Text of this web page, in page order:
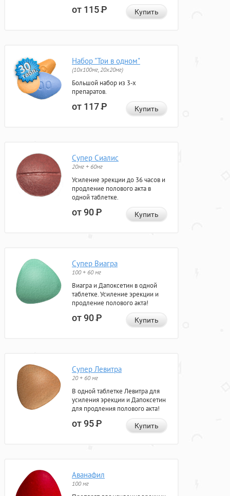
от 115Р Купить
Набор "Три в одном"
(10x100мг, 20x20мг)
Большой набор из 3-х
препаратов.
от 117Р Купить
Супер Сиалис
20мг + 60мг
Усиление эрекции до 36 часов и
продление полового акта в
одной таблетке.
от 90Р Купить
Супер Виагра
100 + 60 мг
Виагра и Дапоксетин в одной
таблетке. Усиление эрекции и
продление полового акта!
от 90Р Купить
Супер Левитра
20 + 60 мг
В одной таблетке Левитра для
усиления эрекции и Дапоксетин
для продления полового акта!
от 95Р Купить
Аванафил
100 мг